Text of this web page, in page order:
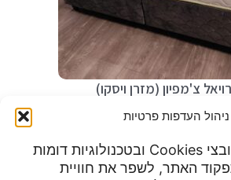
ניהול העדפות פרטיות
אנו משתמשים בקובצי Cookies ובטכנולוגיות דומות
האתר, לשפר את חוויית
צ'מפיון (מזרן ויסקו)